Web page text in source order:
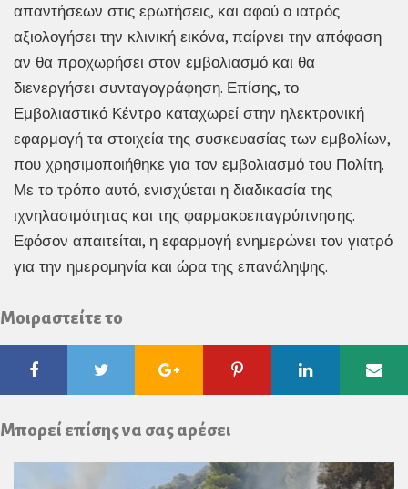
απαντήσεων στις ερωτήσεις, και αφού ο ιατρός
αξιολογήσει την κλινική εικόνα, παίρνει την απόφαση
αν θα προχωρήσει στον εμβολιασμό και θα
διενεργήσει συνταγογράφηση. Επίσης, το
Εμβολιαστικό Κέντρο καταχωρεί στην ηλεκτρονική
εφαρμογή τα στοιχεία της συσκευασίας των εμβολίων,
που χρησιμοποιήθηκε για τον εμβολιασμό του Πολίτη.
Με το τρόπο αυτό, ενισχύεται η διαδικασία της
ιχνηλασιμότητας και της φαρμακοεπαγρύπνησης.
Εφόσον απαιτείται, η εφαρμογή ενημερώνει τον γιατρό
για την ημερομηνία και ώρα της επανάληψης.
Μοιραστείτε το
FacebookTwitter Google
Plus
Pinterest Linkedin
Μπορεί επίσης να σας αρέσει